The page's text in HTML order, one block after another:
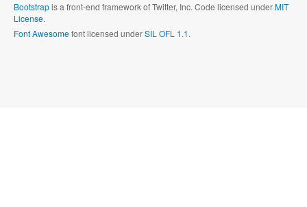
Bootstrapis a front-end framework of Twitter, Inc. Code licensed underMIT
License.
Font Awesomefont licensed underSIL OFL 1.1.